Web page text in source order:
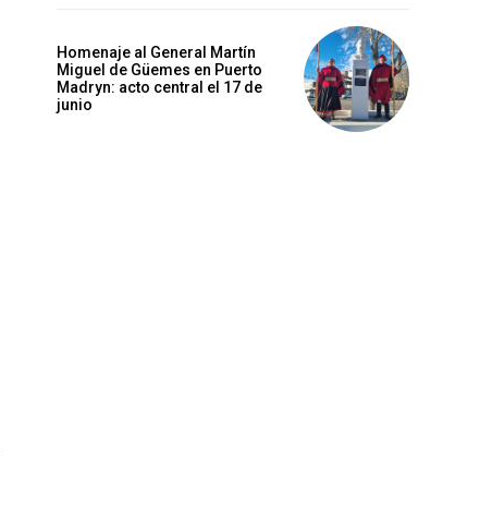
Homenaje al General Martín
Miguel de Güemes en Puerto
Madryn: acto central el 17 de
junio